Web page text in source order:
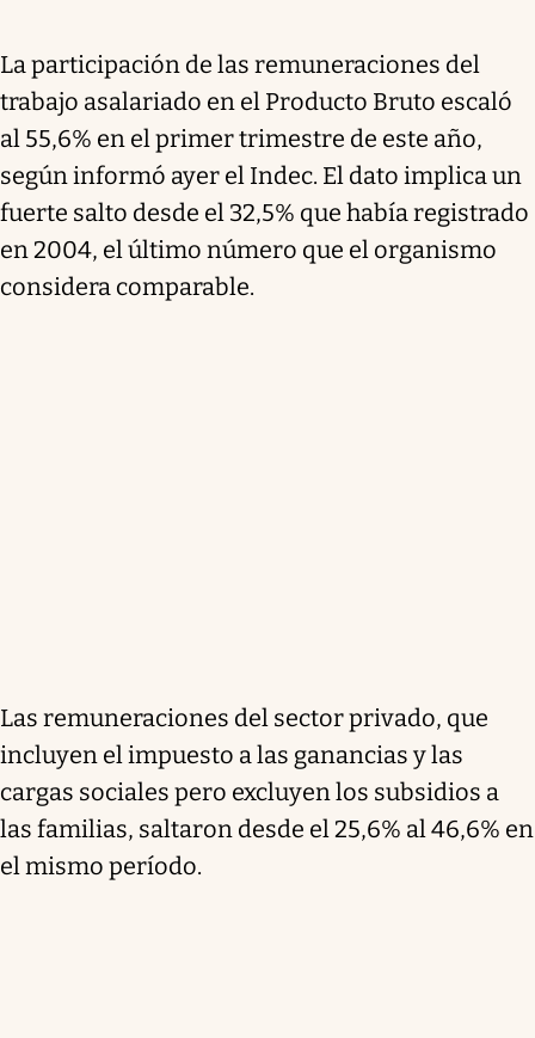
La participación de las remuneraciones del
trabajo asalariado en el Producto Bruto escaló
al 55,6% en el primer trimestre de este año,
según informó ayer el Indec. El dato implica un
fuerte salto desde el 32,5% que había registrado
en 2004, el último número que el organismo
considera comparable.
Las remuneraciones del sector privado, que
incluyen el impuesto a las ganancias y las
cargas sociales pero excluyen los subsidios a
las familias, saltaron desde el 25,6% al 46,6% en
el mismo período.